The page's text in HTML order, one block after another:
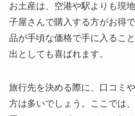
お土産は、空港や駅よりも現
子屋さんで購入する方がお得
品が手頃な価格で手に入るこ
出としても喜ばれます。
旅行先を決める際に、口コミ
方は多いでしょう。ここでは